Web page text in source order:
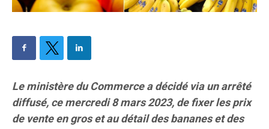
Le ministère du Commerce a décidé via un arrêté
diffusé, ce mercredi 8 mars 2023, de fixer les prix
de vente en gros et au détail des bananes et des